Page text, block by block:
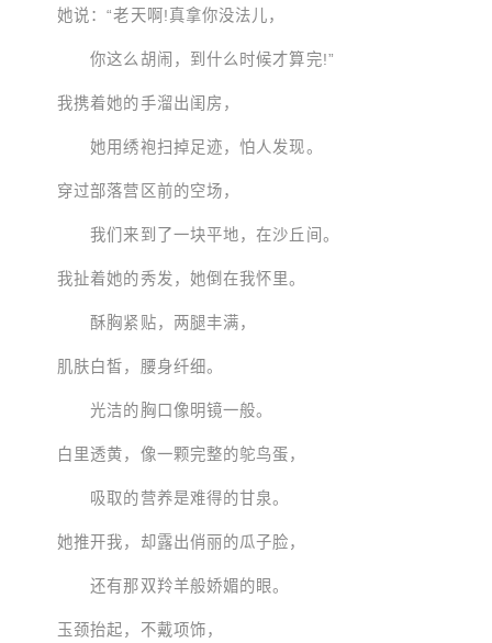
她说：“老天啊!真拿你没法儿，
你这么胡闹，到什么时候才算完!”
我携着她的手溜出闺房，
她用绣袍扫掉足迹，怕人发现。
穿过部落营区前的空场，
我们来到了一块平地，在沙丘间。
我扯着她的秀发，她倒在我怀里。
酥胸紧贴，两腿丰满，
肌肤白皙，腰身纤细。
光洁的胸口像明镜一般。
白里透黄，像一颗完整的鸵鸟蛋，
吸取的营养是难得的甘泉。
她推开我，却露出俏丽的瓜子脸，
还有那双羚羊般娇媚的眼。
玉颈抬起，不戴项饰，